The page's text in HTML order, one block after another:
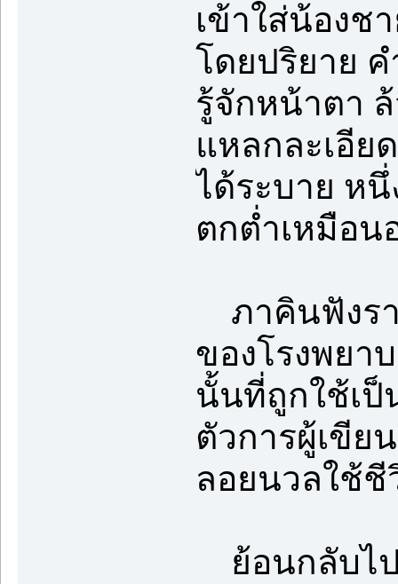
เข้าใส่น้องช
โดยปริยาย
รู้จักหน้าตา
แหลกละเอีย
ได้ระบาย หนึ่
ตกต่ำเหมือน
ภาคินฟังรา
ของโรงพยา
นั้นที่ถูกใช้เ
ตัวการผู้เขีย
ลอยนวลใช้ชี
ย้อนกลับไป